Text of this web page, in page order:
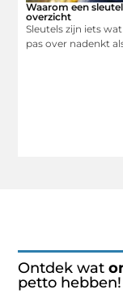
Waarom een
overzicht
Sleutels zijn iets
pas over nadenkt
Ontdek wat
petto hebben!